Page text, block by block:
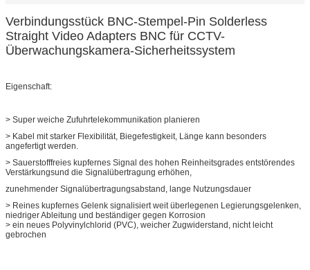
Verbindungsstück BNC-Stempel-Pin Solderless
Straight Video Adapters BNC für CCTV-
Überwachungskamera-Sicherheitssystem
Eigenschaft:
> Super weiche Zufuhrtelekommunikation planieren
> Kabel mit starker Flexibilität, Biegefestigkeit, Länge kann besonders
angefertigt werden.
> Sauerstofffreies kupfernes Signal des hohen Reinheitsgrades entstörendes
Verstärkungsund die Signalübertragung erhöhen,
zunehmender Signalübertragungsabstand, lange Nutzungsdauer
> Reines kupfernes Gelenk signalisiert weit überlegenen Legierungsgelenken,
niedriger Ableitung und beständiger gegen Korrosion
> ein neues Polyvinylchlorid (PVC), weicher Zugwiderstand, nicht leicht
gebrochen